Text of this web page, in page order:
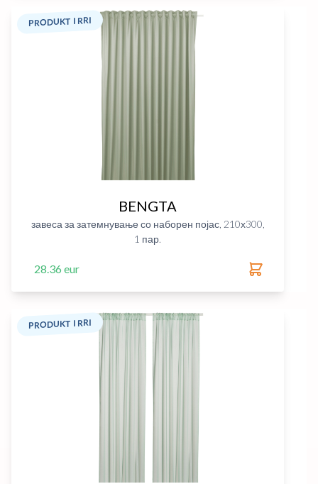
PRODUKT I RRI
BENGTA
завеса за затемнување со наборен појас, 210х300,
1 пар.
28.36 eur
PRODUKT I RRI